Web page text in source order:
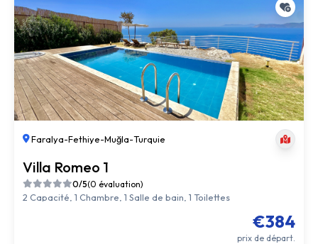
Faralya-Fethiye-Muğla-Turquie
Villa Romeo 1
0/5(0 évaluation)
2 Capacité, 1 Chambre, 1 Salle de bain, 1 Toilettes
€384
prix de départ.